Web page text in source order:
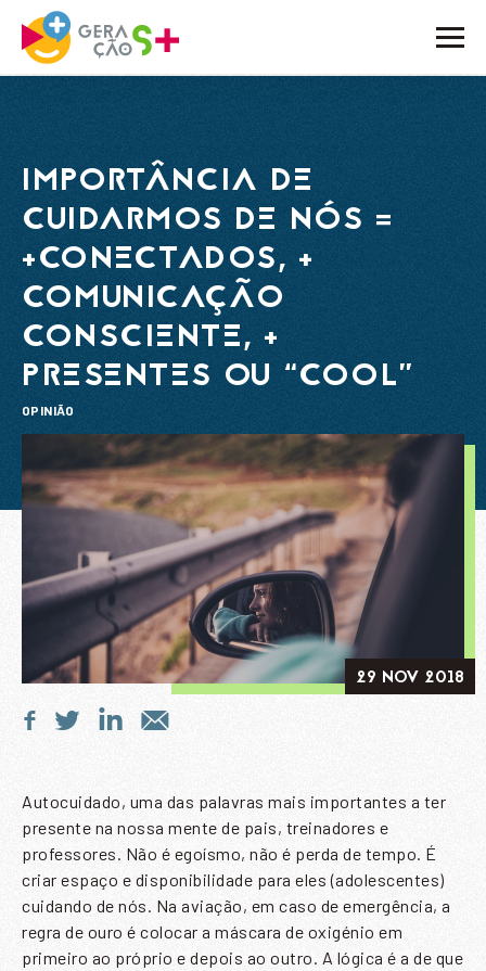
NOTÍCIAS
BLOG
EMBAIXADORES
PARCEIROS
IMPORTÂNCIA DE
CUIDARMOS DE NÓS =
+CONECTADOS, +
COMUNICAÇÃO
CONSCIENTE, +
PRESENTES OU “COOL”
OPINIÃO
29 NOV 2018
Autocuidado, uma das palavras mais importantes a ter
presente na nossa mente de pais, treinadores e
professores. Não é egoísmo, não é perda de tempo. É
criar espaço e disponibilidade para eles (adolescentes)
cuidando de nós. Na aviação, em caso de emergência, a
regra de ouro é colocar a máscara de oxigénio em
primeiro ao próprio e depois ao outro. A lógica é a de que